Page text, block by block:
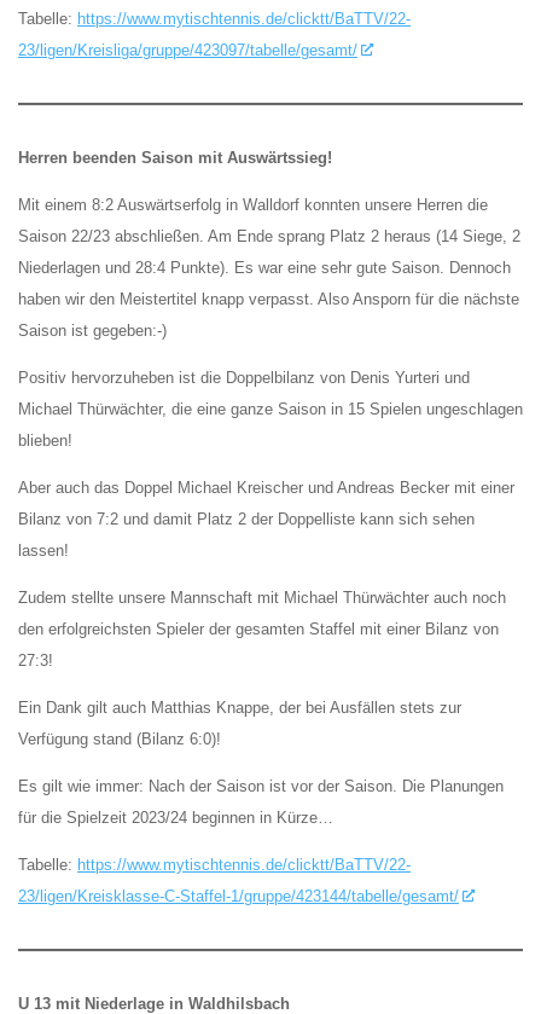
Tabelle: https://www.mytischtennis.de/clicktt/BaTTV/22-
23/ligen/Kreisliga/gruppe/423097/tabelle/gesamt/
Herren beenden Saison mit Auswärtssieg!
Mit einem 8:2 Auswärtserfolg in Walldorf konnten unsere Herren die
Saison 22/23 abschließen. Am Ende sprang Platz 2 heraus (14 Siege, 2
Niederlagen und 28:4 Punkte). Es war eine sehr gute Saison. Dennoch
haben wir den Meistertitel knapp verpasst. Also Ansporn für die nächste
Saison ist gegeben:-)
Positiv hervorzuheben ist die Doppelbilanz von Denis Yurteri und
Michael Thürwächter, die eine ganze Saison in 15 Spielen ungeschlagen
blieben!
Aber auch das Doppel Michael Kreischer und Andreas Becker mit einer
Bilanz von 7:2 und damit Platz 2 der Doppelliste kann sich sehen
lassen!
Zudem stellte unsere Mannschaft mit Michael Thürwächter auch noch
den erfolgreichsten Spieler der gesamten Staffel mit einer Bilanz von
27:3!
Ein Dank gilt auch Matthias Knappe, der bei Ausfällen stets zur
Verfügung stand (Bilanz 6:0)!
Es gilt wie immer: Nach der Saison ist vor der Saison. Die Planungen
für die Spielzeit 2023/24 beginnen in Kürze…
Tabelle: https://www.mytischtennis.de/clicktt/BaTTV/22-
23/ligen/Kreisklasse-C-Staffel-1/gruppe/423144/tabelle/gesamt/
U 13 mit Niederlage in Waldhilsbach